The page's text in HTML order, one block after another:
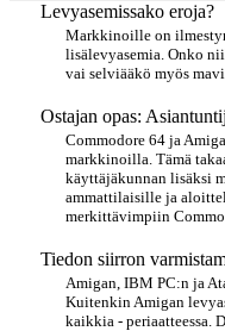
Levyasemissako eroja?
Markkinoille on
lisälevyasemia. Onko
vai selviääkö myös
Ostajan opas:
Commodore 64 ja
markkinoilla. Tämä
käyttäjäkunnan lisäksi
ammattilaisille ja
merkittävimpiin
Tiedon siirron
Amigan, IBM PC:n ja
Kuitenkin Amigan
kaikkia - periaatteessa.